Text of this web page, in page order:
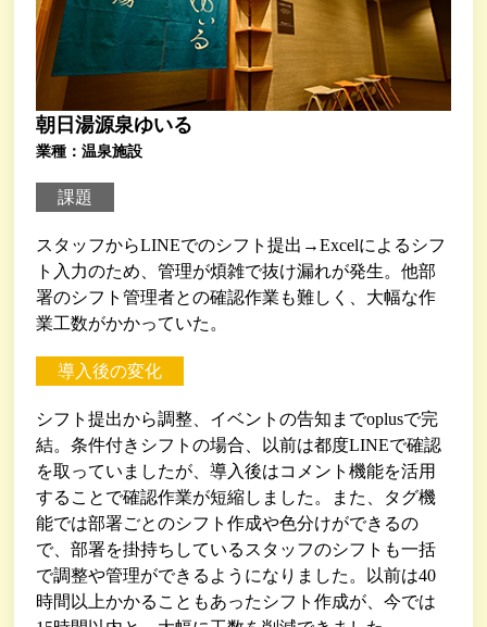
朝日湯源泉ゆいる
業種：温泉施設
課題
スタッフからLINEでのシフト提出→Excelによるシフ
ト入力のため、管理が煩雑で抜け漏れが発生。他部
署のシフト管理者との確認作業も難しく、大幅な作
業工数がかかっていた。
導入後の変化
シフト提出から調整、イベントの告知までoplusで完
結。条件付きシフトの場合、以前は都度LINEで確認
を取っていましたが、導入後はコメント機能を活用
することで確認作業が短縮しました。また、タグ機
能では部署ごとのシフト作成や色分けができるの
で、部署を掛持ちしているスタッフのシフトも一括
で調整や管理ができるようになりました。以前は40
時間以上かかることもあったシフト作成が、今では